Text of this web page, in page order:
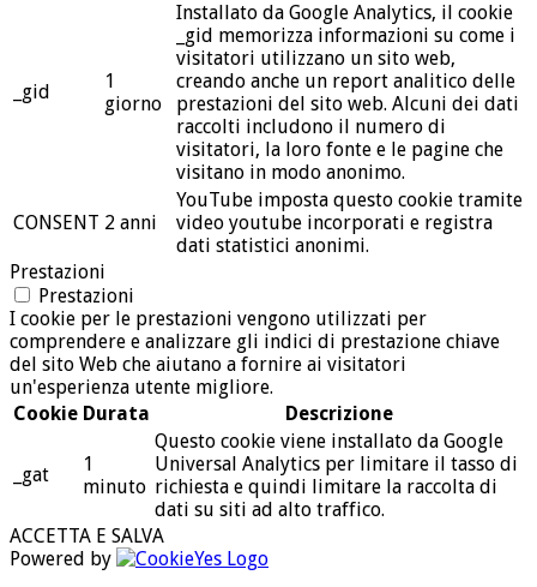
_gid
1
giorno
Installato da Google Analytics, il cookie
_gid memorizza informazioni su come i
visitatori utilizzano un sito web,
creando anche un report analitico delle
prestazioni del sito web. Alcuni dei dati
raccolti includono il numero di
visitatori, la loro fonte e le pagine che
visitano in modo anonimo.
CONSENT 2 anni
YouTube imposta questo cookie tramite
video youtube incorporati e registra
dati statistici anonimi.
Prestazioni
Prestazioni
I cookie per le prestazioni vengono utilizzati per
comprendere e analizzare gli indici di prestazione chiave
del sito Web che aiutano a fornire ai visitatori
un'esperienza utente migliore.
Cookie Durata Descrizione
_gat
1
minuto
Questo cookie viene installato da Google
Universal Analytics per limitare il tasso di
richiesta e quindi limitare la raccolta di
dati su siti ad alto traffico.
ACCETTA E SALVA
Powered by